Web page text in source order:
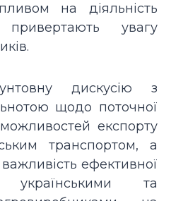
на діяльність
увагу
дискусію з
щодо поточної
експорту
транспортом, а
ефективної
та